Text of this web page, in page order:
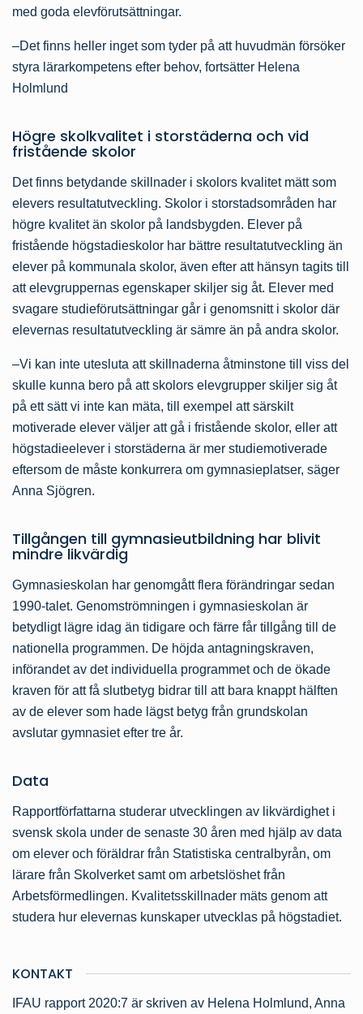
med goda elevförutsättningar.
–Det finns heller inget som tyder på att huvudmän försöker
styra lärarkompetens efter behov, fortsätter Helena
Holmlund
Högre skolkvalitet i storstäderna och vid
fristående skolor
Det finns betydande skillnader i skolors kvalitet mätt som
elevers resultatutveckling. Skolor i storstadsområden har
högre kvalitet än skolor på landsbygden. Elever på
fristående högstadieskolor har bättre resultatutveckling än
elever på kommunala skolor, även efter att hänsyn tagits till
att elevgruppernas egenskaper skiljer sig åt. Elever med
svagare studieförutsättningar går i genomsnitt i skolor där
elevernas resultatutveckling är sämre än på andra skolor.
–Vi kan inte utesluta att skillnaderna åtminstone till viss del
skulle kunna bero på att skolors elevgrupper skiljer sig åt
på ett sätt vi inte kan mäta, till exempel att särskilt
motiverade elever väljer att gå i fristående skolor, eller att
högstadieelever i storstäderna är mer studiemotiverade
eftersom de måste konkurrera om gymnasieplatser, säger
Anna Sjögren.
Tillgången till gymnasieutbildning har blivit
mindre likvärdig
Gymnasieskolan har genomgått flera förändringar sedan
1990-talet. Genomströmningen i gymnasieskolan är
betydligt lägre idag än tidigare och färre får tillgång till de
nationella programmen. De höjda antagningskraven,
införandet av det individuella programmet och de ökade
kraven för att få slutbetyg bidrar till att bara knappt hälften
av de elever som hade lägst betyg från grundskolan
avslutar gymnasiet efter tre år.
Data
Rapportförfattarna studerar utvecklingen av likvärdighet i
svensk skola under de senaste 30 åren med hjälp av data
om elever och föräldrar från Statistiska centralbyrån, om
lärare från Skolverket samt om arbetslöshet från
Arbetsförmedlingen. Kvalitetsskillnader mäts genom att
studera hur elevernas kunskaper utvecklas på högstadiet.
KONTAKT
IFAU rapport 2020:7 är skriven av Helena Holmlund, Anna